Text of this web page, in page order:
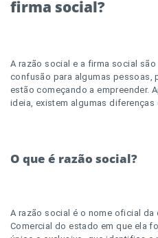
firma social?
A razão social e a firma social
confusão para algumas pessoas,
estão começando a empreender.
ideia, existem algumas diferenças
O que é razão social?
A razão social é o nome oficial da
Comercial do estado em que ela